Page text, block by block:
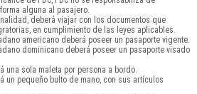
alguna al pasajero.
deberá viajar con los documentos que
en cumplimiento de las leyes aplicables.
americano deberá poseer un pasaporte vigente.
dominicano deberá poseer un pasaporte visado
una sola maleta por persona a bordo.
un pequeño bulto de mano, con sus artículos